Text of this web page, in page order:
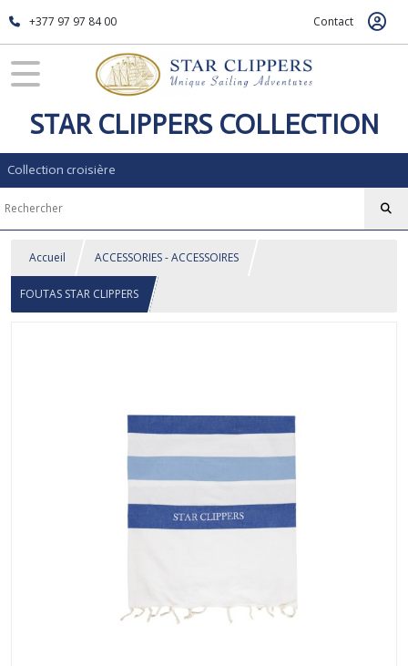
+377 97 97 84 00 Contact
STAR CLIPPERS COLLECTION
Collection croisière
Accueil ACCESSORIES - ACCESSOIRES
FOUTAS STAR CLIPPERS